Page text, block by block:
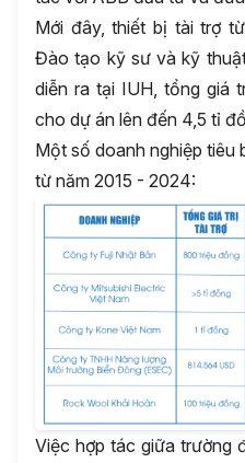
Mới đây, thiết bị tài trợ
Đào tạo kỹ sư và kỹ
diễn ra tại IUH, tổng giá
cho dự án lên đến 4,5 tỉ
Một số doanh nghiệp tiêu
từ năm 2015 - 2024:
Việc hợp tác giữa trường